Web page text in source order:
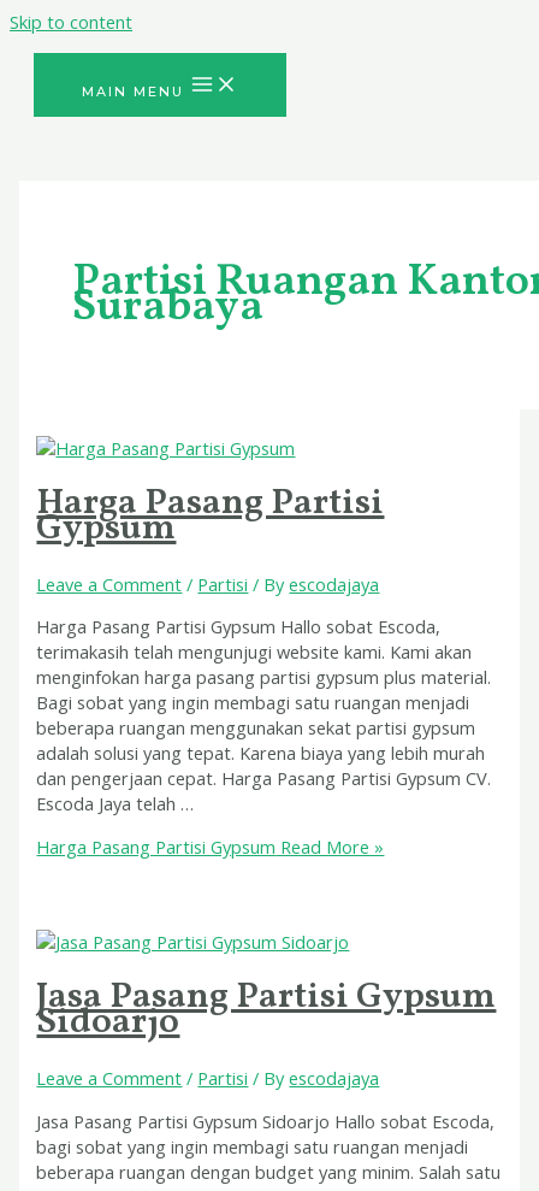
Skip to content
MAIN MENU
Partisi Ruangan
Surabaya
Harga Pasang Partisi
Gypsum
Leave a Comment / Partisi / Byescodajaya
Harga Pasang Partisi Gypsum Hallo sobat Escoda,
terimakasih telah mengunjugi website kami. Kami akan
menginfokan harga pasang partisi gypsum plus material.
Bagi sobat yang ingin membagi satu ruangan menjadi
beberapa ruangan menggunakan sekat partisi gypsum
adalah solusi yang tepat. Karena biaya yang lebih murah
dan pengerjaan cepat. Harga Pasang Partisi Gypsum CV.
Escoda Jaya telah …
Harga Pasang Partisi Gypsum Read More »
Jasa Pasang Partisi Gypsum
Sidoarjo
Leave a Comment / Partisi / Byescodajaya
Jasa Pasang Partisi Gypsum Sidoarjo Hallo sobat Escoda,
bagi sobat yang ingin membagi satu ruangan menjadi
beberapa ruangan dengan budget yang minim. Salah satu